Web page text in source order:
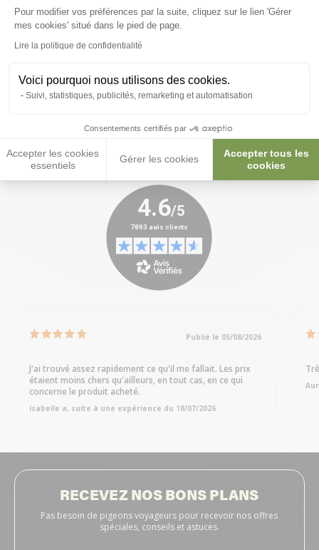
Pour modifier vos préférences par la suite, cliquez sur le lien 'Gérer
mes cookies' situé dans le pied de page.
Lire la politique de confidentialité
Voici pourquoi nous utilisons des cookies.
Suivi, statistiques, publicités, remarketing et automatisation
Consentements certifiés par
Accepter les cookies
essentiels
Gérer les cookies
Accepter tous les
cookies
Axeptio consent
Paiements sécurisés et en 3x ou 4x
Publié le 05/08/2026
J'ai trouvé assez rapidement ce qu'il me fallait. Les prix
étaient moins chers qu'ailleurs, en tout cas, en ce qui
concerne le produit acheté.
isabelle a, suite à une expérience du 18/07/2026
RECEVEZ NOS BONS PLANS
Pas besoin de pigeons voyageurs pour recevoir nos offres
spéciales, conseils et astuces.